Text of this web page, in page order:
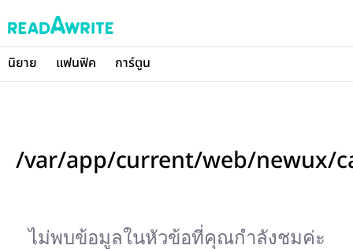
นิยาย แฟนฟิค การ์ตูน
/var/app/current/web/newux/
ไม่พบข้อมูลในหัวข้อที่คุณกำลังชมค่ะ